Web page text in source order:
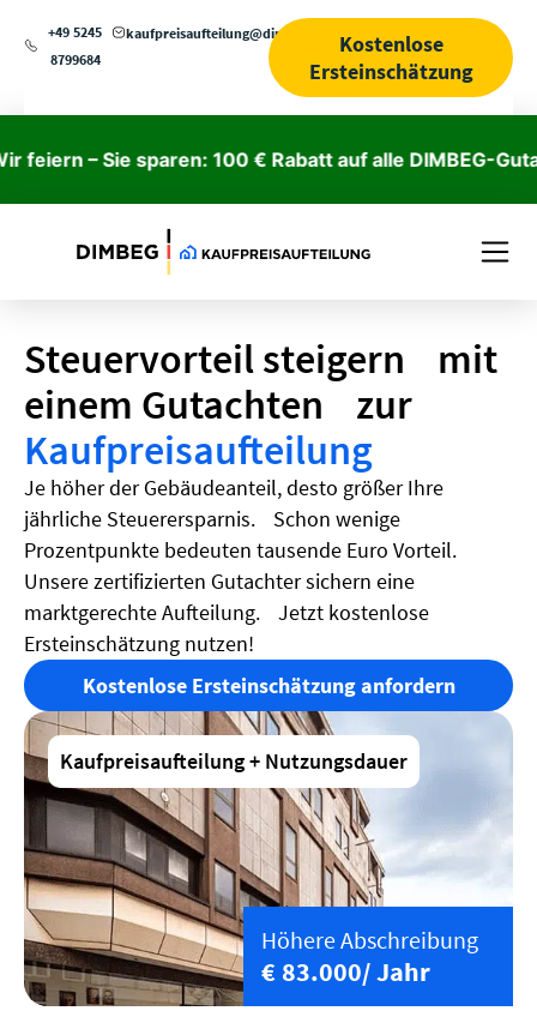
+49 5245
8799684
kaufpreisaufteilung@dimbeg.de
Kostenlose
Ersteinschätzung
– Sie sparen: 100 € Rabatt auf alle DIMBEG-Gutachten
Steuervorteil steigern mit
einem Gutachten zur
Kaufpreisaufteilung
Je höher der Gebäudeanteil, desto größer Ihre
jährliche Steuerersparnis. Schon wenige
Prozentpunkte bedeuten tausende Euro Vorteil.
Unsere zertifizierten Gutachter sichern eine
marktgerechte Aufteilung. Jetzt kostenlose
Ersteinschätzung nutzen!
Kostenlose Ersteinschätzung anfordern
Höhere Abschreibung
€ 83.000/ Jahr
Kaufpreisaufteilung + Nutzungsdauer